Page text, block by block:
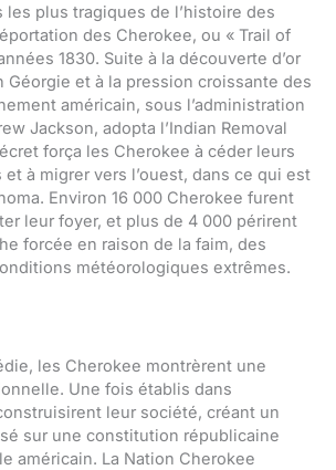
les plus tragiques de l’histoire des
des Cherokee, ou « Trail of
1830. Suite à la découverte d’or
Géorgie et à la pression croissante des
américain, sous l’administration
Jackson, adopta l’Indian Removal
força les Cherokee à céder leurs
à migrer vers l’ouest, dans ce qui est
Environ 16 000 Cherokee furent
leur foyer, et plus de 4 000 périrent
forcée en raison de la faim, des
météorologiques extrêmes.
les Cherokee montrèrent une
Une fois établis dans
leur société, créant un
sur une constitution républicaine
américain. La Nation Cherokee